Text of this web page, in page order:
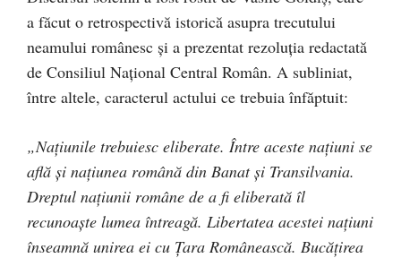
a făcut o retrospectivă istorică asupra trecutului
neamului românesc şi a prezentat rezoluţia redactată
de Consiliul Naţional Central Român. A subliniat,
între altele, caracterul actului ce trebuia înfăptuit:
„Naţiunile trebuiesc eliberate. Între aceste naţiuni se
află şi naţiunea română din Banat şi Transilvania.
Dreptul naţiunii române de a fi eliberată îl
recunoaşte lumea întreagă. Libertatea acestei naţiuni
înseamnă unirea ei cu Ţara Românească. Bucăţirea